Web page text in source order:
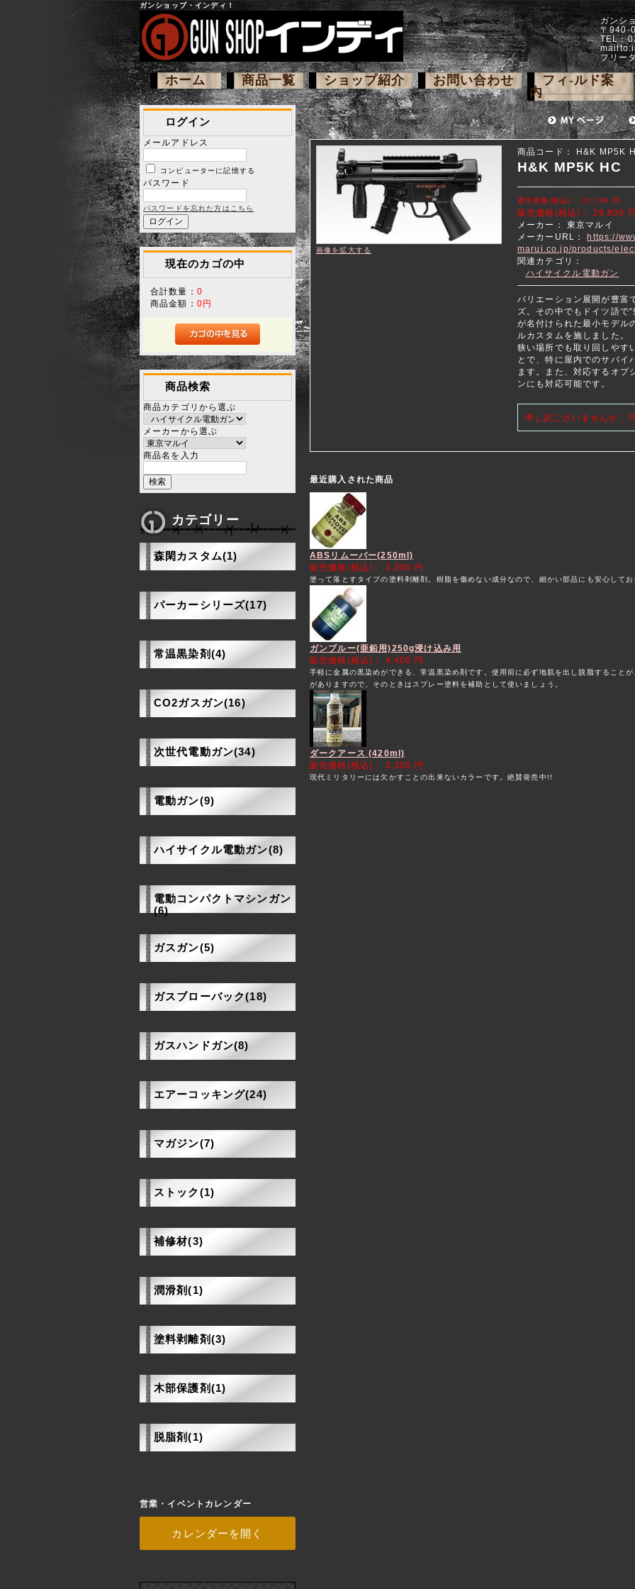
ガンショップ・インディ！
ガンシ
〒940-
TEL：
フリー
ホーム 商品一覧 ショップ紹介 お問い合わせ
フィ-ルド案
内
ログイン
メールアドレス
コンピューターに記憶する
パスワード
パスワードを忘れた方はこちら
現在のカゴの中
合計数量： 0
商品金額： 0円
商品検索
商品カテゴリから選ぶ
メーカーから選ぶ
商品名を入力
カテゴリー
森閑カスタム(1)
パーカーシリーズ(17)
常温黒染剤(4)
CO2ガスガン(16)
次世代電動ガン(34)
電動ガン(9)
ハイサイクル電動ガン(8)
電動コンパクトマシンガン
(6)
ガスガン(5)
ガスブローバック(18)
ガスハンドガン(8)
エアーコッキング(24)
マガジン(7)
ストック(1)
補修材(3)
潤滑剤(1)
塗料剥離剤(3)
木部保護剤(1)
脱脂剤(1)
営業・イベントカレンダー
カレンダーを開く
画像を拡大する
商品コード： H&K MP5K
H&K MP5K HC
通常価格(税込)： 32,780 円
販売価格(税込)： 29,800 円
メーカー：
東京マルイ
メーカーURL：
https://
marui.co.jp/products/
関連カテゴリ：
ハイサイクル電動ガン
バリエーション展開が豊富
ズ。その中でもドイツ語で
が名付けられた最小モデル
ルカスタムを施しました。
狭い場所でも取り回しやす
とで、特に屋内でのサバイ
ます。また、対応するオプ
ンにも対応可能です。
申し訳ございませんが、
最近購入された商品
ABSリムーバー(250ml)
販売価格(税込)： 3,300 円
塗って落とすタイプの塗料剥離剤。樹脂を傷めない成分なので、細かい部品にも安心してお
ガンブルー(亜鉛用)250g浸け込み用
販売価格(税込)： 4,400 円
手軽に金属の黒染めができる、常温黒染め剤です。使用前に必ず地肌を出し脱脂すること
がありますので、そのときはスプレー塗料を補助として使いましょう。
ダークアース (420ml)
販売価格(税込)： 3,300 円
現代ミリタリーには欠かすことの出来ないカラーです。絶賛発売中!!